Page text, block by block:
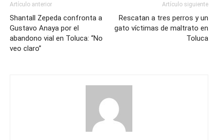
Artículo anterior
Shantall Zepeda confronta a
Gustavo Anaya por el
abandono vial en Toluca: “No
veo claro”
Artículo siguiente
Rescatan a tres perros y un
gato víctimas de maltrato en
Toluca